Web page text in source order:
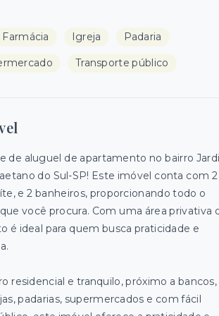
Farmácia Igreja Padaria
Transporte público
de aluguel de apartamento no bairro
do Sul-SP! Este imóvel conta com 2
e 2 banheiros, proporcionando todo o
você procura. Com uma área privativa
é ideal para quem busca praticidade e
residencial e tranquilo, próximo a bancos,
padarias, supermercados e com fácil